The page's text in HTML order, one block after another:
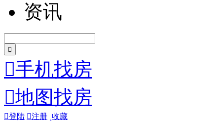
资讯
手机找房
地图找房
登陆 注册 收藏